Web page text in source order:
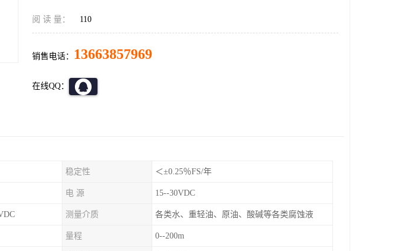
阅 读 量： 110
销售电话： 13663857969
在线QQ：
稳定性 ＜±0.25％FS/年
电 源 15--30VDC
测量介质 各类水、重轻油、原油、酸碱等各类腐蚀液
量程 0--200m